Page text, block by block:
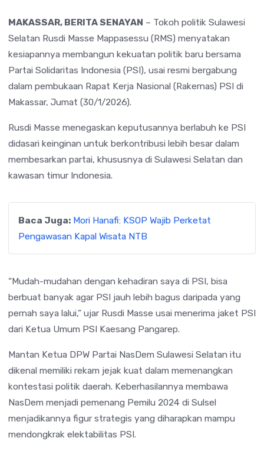
MAKASSAR, BERITA SENAYAN – Tokoh politik Sulawesi
Selatan Rusdi Masse Mappasessu (RMS) menyatakan
kesiapannya membangun kekuatan politik baru bersama
Partai Solidaritas Indonesia (PSI), usai resmi bergabung
dalam pembukaan Rapat Kerja Nasional (Rakernas) PSI di
Makassar, Jumat (30/1/2026).
Rusdi Masse menegaskan keputusannya berlabuh ke PSI
didasari keinginan untuk berkontribusi lebih besar dalam
membesarkan partai, khususnya di Sulawesi Selatan dan
kawasan timur Indonesia.
Baca Juga: Mori Hanafi: KSOP Wajib Perketat
Pengawasan Kapal Wisata NTB
“Mudah-mudahan dengan kehadiran saya di PSI, bisa
berbuat banyak agar PSI jauh lebih bagus daripada yang
pernah saya lalui,” ujar Rusdi Masse usai menerima jaket PSI
dari Ketua Umum PSI Kaesang Pangarep.
Mantan Ketua DPW Partai NasDem Sulawesi Selatan itu
dikenal memiliki rekam jejak kuat dalam memenangkan
kontestasi politik daerah. Keberhasilannya membawa
NasDem menjadi pemenang Pemilu 2024 di Sulsel
menjadikannya figur strategis yang diharapkan mampu
mendongkrak elektabilitas PSI.